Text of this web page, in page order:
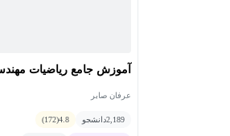
آموزش جامع ریاضیات
عرفان صابر
2,189دانشجو 4.8
(172)